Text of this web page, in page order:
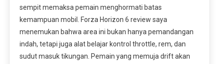
sempit memaksa pemain menghormati batas
kemampuan mobil. Forza Horizon 6 review saya
menemukan bahwa area ini bukan hanya pemandangan
indah, tetapi juga alat belajar kontrol throttle, rem, dan
sudut masuk tikungan. Pemain yang memuja drift akan